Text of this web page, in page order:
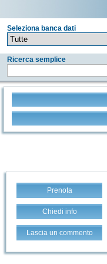
Seleziona banca dati
Ricerca semplice
Prenota
Chiedi info
Lascia un commento